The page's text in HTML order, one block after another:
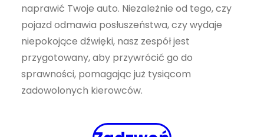
naprawić Twoje auto. Niezależnie od tego, czy
pojazd odmawia posłuszeństwa, czy wydaje
niepokojące dźwięki, nasz zespół jest
przygotowany, aby przywrócić go do
sprawności, pomagając już tysiącom
zadowolonych kierowców.